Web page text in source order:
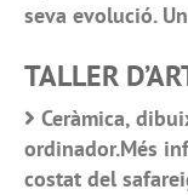
seva evolució.
TALLER
Ceràmica,
ordinador.Més
costat del